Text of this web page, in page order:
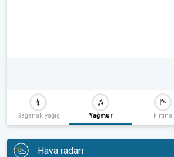
Sağanak yağış Yağmur Fırtına
Hava radarı